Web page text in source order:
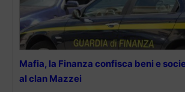
Mafia, la Finanza confisca beni e
al clan Mazzei